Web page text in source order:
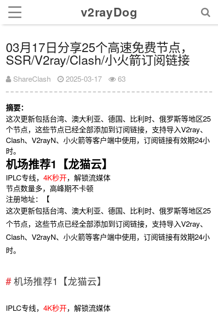
v2rayDog
03月17日分享25个高速免费节点，
SSR/V2ray/Clash/小火箭订阅链接
ShareClash 2025-03-17 63
摘要：
这次更新包括台湾、澳大利亚、德国、比利时、俄罗斯等地区25
个节点，这些节点已经全部添加到订阅链接，支持导入V2ray、
Clash、V2rayN、小火箭等客户端中使用，订阅链接有效期24小
时。
机场推荐1【龙猫云】
IPLC专线，4K秒开，解锁流媒体
节点数量多，高峰期不卡顿
注册地址：【
这次更新包括台湾、澳大利亚、德国、比利时、俄罗斯等地区25
个节点，这些节点已经全部添加到订阅链接，支持导入V2ray、
Clash、V2rayN、小火箭等客户端中使用，订阅链接有效期24小
时。
机场推荐1【龙猫云】
IPLC专线，4K秒开，解锁流媒体